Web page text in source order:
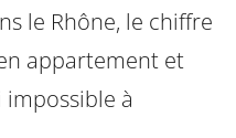
le Rhône, le chiffre
appartement et
à